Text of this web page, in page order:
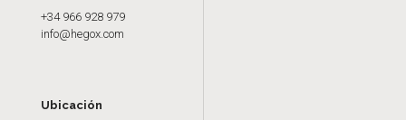
+34 966 928 979
info@hegox.com
Ubicación